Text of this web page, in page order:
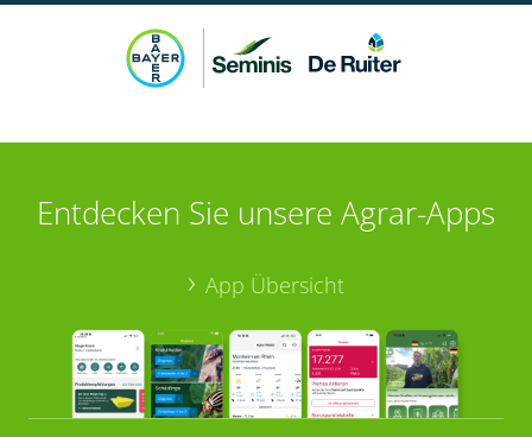
Entdecken Sie unsere Agrar-Apps
App Übersicht